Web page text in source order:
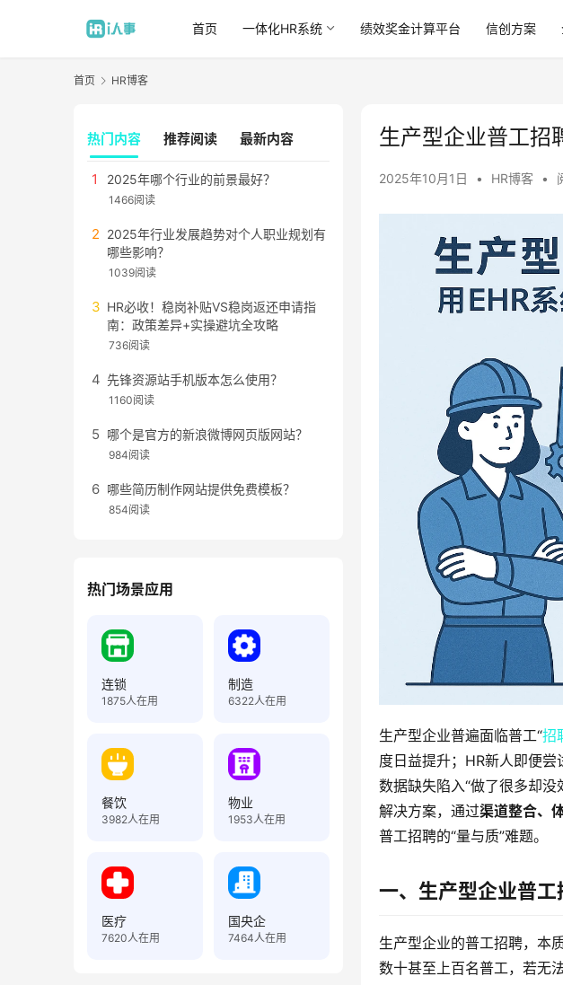
首页 一体化HR系统 绩效奖金计算平台 信创方案
首页 HR博客
生产型企业普工招
2025年10月1日 • HR博客 •
生产型企业普遍面临普工“招
度日益提升；HR新人即便
数据缺失陷入“做了很多却
解决方案，通过渠道整合、
普工招聘的“量与质”难题。
一、生产型企业普工
生产型企业的普工招聘，本
数十甚至上百名普工，若无
热门内容 推荐阅读 最新内容
2025年哪个行业的前景最好？
1466阅读
2025年行业发展趋势对个人职业规划有
哪些影响？
1039阅读
HR必收！稳岗补贴VS稳岗返还申请指
南：政策差异+实操避坑全攻略
736阅读
先锋资源站手机版本怎么使用？
1160阅读
哪个是官方的新浪微博网页版网站？
984阅读
哪些简历制作网站提供免费模板？
854阅读
热门场景应用
连锁
1875人在用
制造
6322人在用
餐饮
3982人在用
物业
1953人在用
医疗
7620人在用
国央企
7464人在用